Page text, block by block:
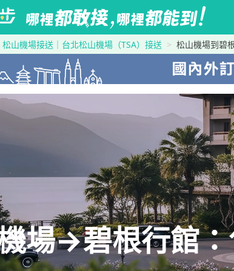
松山機場接送｜台北松山機場（TSA）接送 松山機場到碧
場→碧根行館